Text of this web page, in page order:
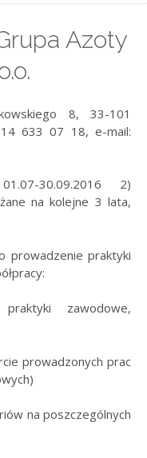
Azoty
8, 33-101
633 07 18, e-mail:
30.09.2016 2)
na kolejne 3 lata,
prowadzenie praktyki
zawodowe,
prowadzonych prac
na poszczególnych